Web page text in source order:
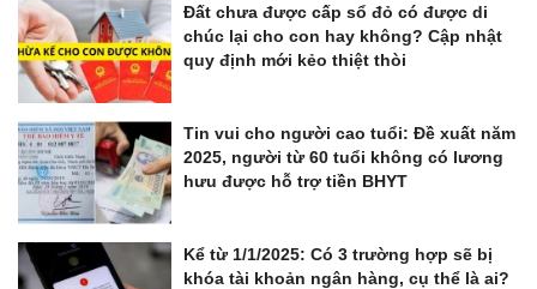
Đất chưa được cấp sổ đỏ có được di
chúc lại cho con hay không? Cập nhật
quy định mới kẻo thiệt thòi
Tin vui cho người cao tuổi: Đề xuất năm
2025, người từ 60 tuổi không có lương
hưu được hỗ trợ tiền BHYT
Kể từ 1/1/2025: Có 3 trường hợp sẽ bị
khóa tài khoản ngân hàng, cụ thể là ai?